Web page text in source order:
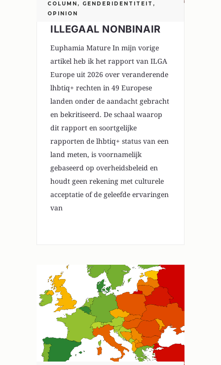
COLUMN , GENDERIDENTITEIT ,
OPINION
ILLEGAAL NONBINAIR
Euphamia Mature In mijn vorige
artikel heb ik het rapport van ILGA
Europe uit 2026 over veranderende
lhbtiq+ rechten in 49 Europese
landen onder de aandacht gebracht
en bekritiseerd. De schaal waarop
dit rapport en soortgelijke
rapporten de lhbtiq+ status van een
land meten, is voornamelijk
gebaseerd op overheidsbeleid en
houdt geen rekening met culturele
acceptatie of de geleefde ervaringen
van